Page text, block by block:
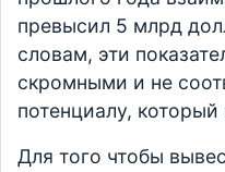
превысил 5 млрд
словам, эти
скромными и не
потенциалу,
Для того чтобы